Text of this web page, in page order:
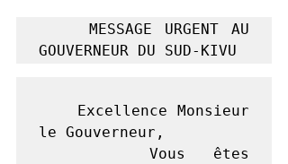
GOUVERNEUR DU SUD-KIVU
le Gouverneur,
    Vous êtes